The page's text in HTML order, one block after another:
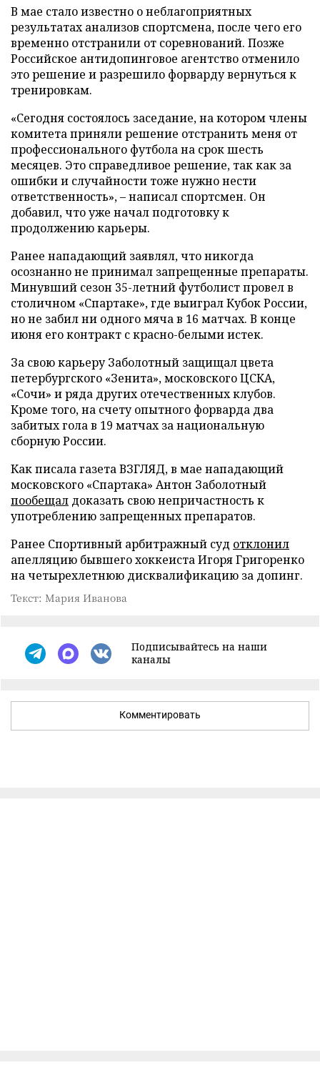
В мае стало известно о неблагоприятных
результатах анализов спортсмена, после чего его
временно отстранили от соревнований. Позже
Российское антидопинговое агентство отменило
это решение и разрешило форварду вернуться к
тренировкам.
«Сегодня состоялось заседание, на котором члены
комитета приняли решение отстранить меня от
профессионального футбола на срок шесть
месяцев. Это справедливое решение, так как за
ошибки и случайности тоже нужно нести
ответственность», – написал спортсмен. Он
добавил, что уже начал подготовку к
продолжению карьеры.
Ранее нападающий заявлял, что никогда
осознанно не принимал запрещенные препараты.
Минувший сезон 35-летний футболист провел в
столичном «Спартаке», где выиграл Кубок России,
но не забил ни одного мяча в 16 матчах. В конце
июня его контракт с красно-белыми истек.
За свою карьеру Заболотный защищал цвета
петербургского «Зенита», московского ЦСКА,
«Сочи» и ряда других отечественных клубов.
Кроме того, на счету опытного форварда два
забитых гола в 19 матчах за национальную
сборную России.
Как писала газета ВЗГЛЯД, в мае нападающий
московского «Спартака» Антон Заболотный
пообещал доказать свою непричастность к
употреблению запрещенных препаратов.
Ранее Спортивный арбитражный суд отклонил
апелляцию бывшего хоккеиста Игоря Григоренко
на четырехлетнюю дисквалификацию за допинг.
Текст: Мария Иванова
Подписывайтесь на наши
каналы
Комментировать